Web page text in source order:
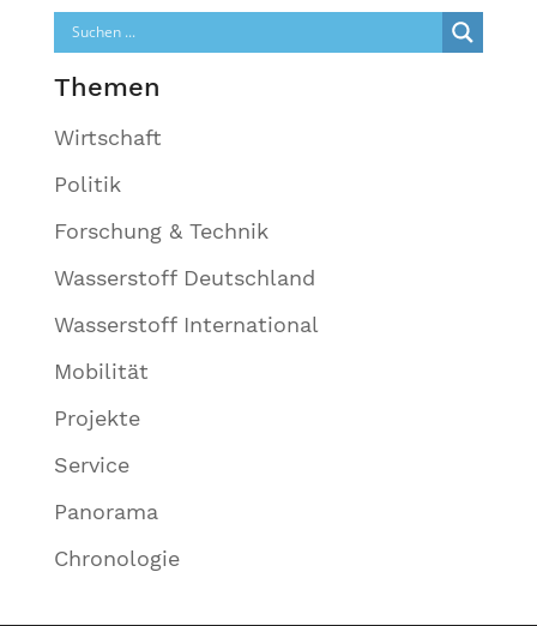
Themen
Wirtschaft
Politik
Forschung & Technik
Wasserstoff Deutschland
Wasserstoff International
Mobilität
Projekte
Service
Panorama
Chronologie